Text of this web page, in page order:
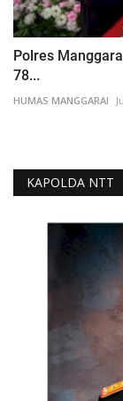
Polres
78...
HUMAS MANGGARAI
KAPOLDA NTT